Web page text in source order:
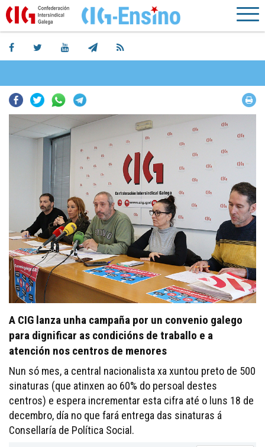
Facebook
TwitterWhatsapp
A CIG lanza unha campaña por un convenio galego
para dignificar as condicións de traballo e a
atención nos centros de menores
Nun só mes, a central nacionalista xa xuntou preto de 500
sinaturas (que atinxen ao 60% do persoal destes
centros) e espera incrementar esta cifra até o luns 18 de
decembro, día no que fará entrega das sinaturas á
Consellaría de Política Social.